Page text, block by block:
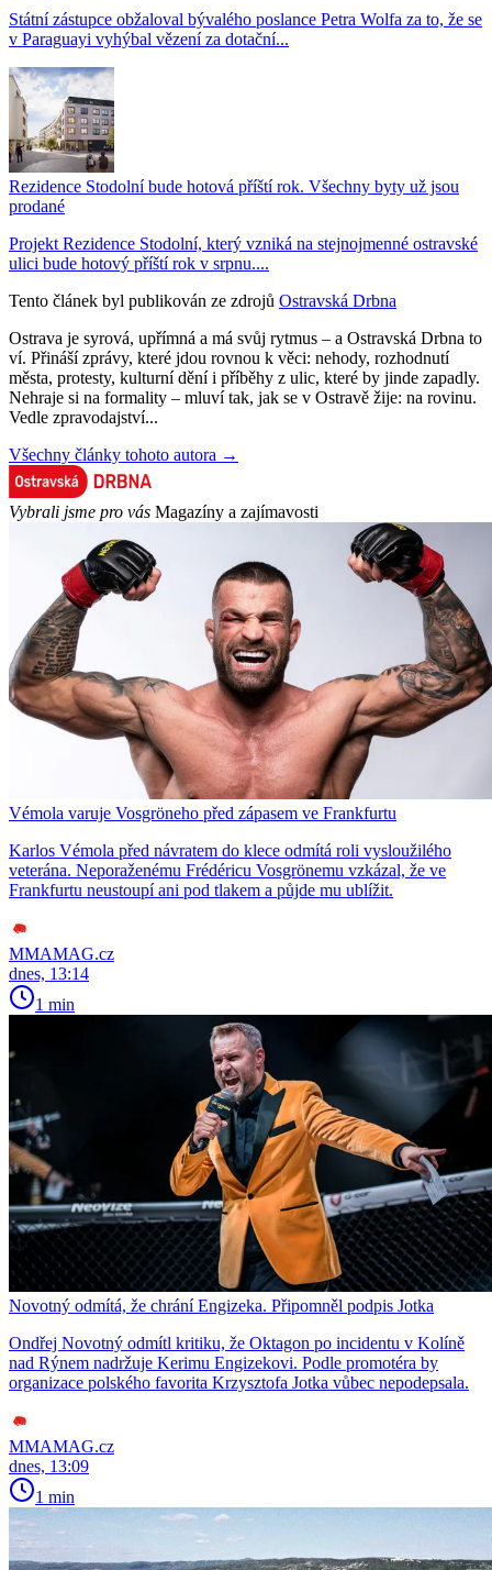
Státní zástupce obžaloval bývalého poslance Petra Wolfa za to, že se
v Paraguayi vyhýbal vězení za dotační...
Rezidence Stodolní bude hotová příští rok. Všechny byty už jsou
prodané
Projekt Rezidence Stodolní, který vzniká na stejnojmenné ostravské
ulici bude hotový příští rok v srpnu....
Tento článek byl publikován ze zdrojů Ostravská Drbna
Ostrava je syrová, upřímná a má svůj rytmus – a Ostravská Drbna to
ví. Přináší zprávy, které jdou rovnou k věci: nehody, rozhodnutí
města, protesty, kulturní dění i příběhy z ulic, které by jinde zapadly.
Nehraje si na formality – mluví tak, jak se v Ostravě žije: na rovinu.
Vedle zpravodajství...
Všechny články tohoto autora →
Vybrali jsme pro vás Magazíny a zajímavosti
Vémola varuje Vosgröneho před zápasem ve Frankfurtu
Karlos Vémola před návratem do klece odmítá roli vysloužilého
veterána. Neporaženému Frédéricu Vosgrönemu vzkázal, že ve
Frankfurtu neustoupí ani pod tlakem a půjde mu ublížit.
MMAMAG.cz
dnes, 13:14
1 min
Novotný odmítá, že chrání Engizeka. Připomněl podpis Jotka
Ondřej Novotný odmítl kritiku, že Oktagon po incidentu v Kolíně
nad Rýnem nadržuje Kerimu Engizekovi. Podle promotéra by
organizace polského favorita Krzysztofa Jotka vůbec nepodepsala.
MMAMAG.cz
dnes, 13:09
1 min